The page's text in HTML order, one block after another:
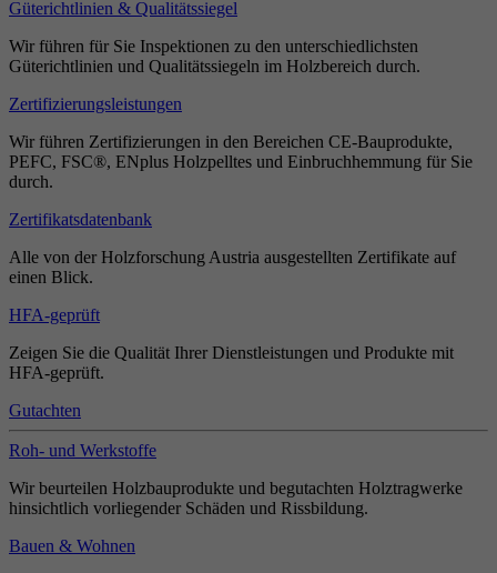
Güterichtlinien & Qualitätssiegel
Wir führen für Sie Inspektionen zu den unterschiedlichsten
Güterichtlinien und Qualitätssiegeln im Holzbereich durch.
Zertifizierungsleistungen
Wir führen Zertifizierungen in den Bereichen CE-Bauprodukte,
PEFC, FSC®, ENplus Holzpelltes und Einbruchhemmung für Sie
durch.
Zertifikatsdatenbank
Alle von der Holzforschung Austria ausgestellten Zertifikate auf
einen Blick.
HFA-geprüft
Zeigen Sie die Qualität Ihrer Dienstleistungen und Produkte mit
HFA-geprüft.
Gutachten
Roh- und Werkstoffe
Wir beurteilen Holzbauprodukte und begutachten Holztragwerke
hinsichtlich vorliegender Schäden und Rissbildung.
Bauen & Wohnen